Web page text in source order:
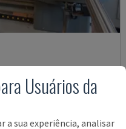
Usuários da
sua experiência, analisar